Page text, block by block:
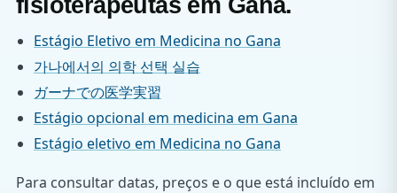
fisioterapeutas em Gana.
Estágio Eletivo em Medicina no Gana
가나에서의 의학 선택 실습
ガーナでの医学実習
Estágio opcional em medicina em Gana
Estágio eletivo em Medicina no Gana
Para consultar datas, preços e o que está incluído em